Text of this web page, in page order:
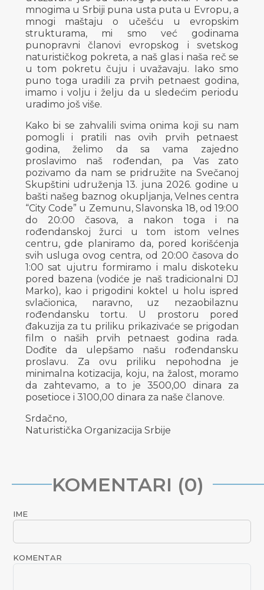
mnogima u Srbiji puna usta puta u Evropu, a
mnogi maštaju o učešću u evropskim
strukturama, mi smo već godinama
punopravni članovi evropskog i svetskog
naturističkog pokreta, a naš glas i naša reč se
u tom pokretu čuju i uvažavaju. Iako smo
puno toga uradili za prvih petnaest godina,
imamo i volju i želju da u sledećim periodu
uradimo još više.
Kako bi se zahvalili svima onima koji su nam
pomogli i pratili nas ovih prvih petnaest
godina, želimo da sa vama zajedno
proslavimo naš rođendan, pa Vas zato
pozivamo da nam se pridružite na Svečanoj
Skupštini udruženja 13. juna 2026. godine u
bašti našeg baznog okupljanja, Velnes centra
“City Code” u Zemunu, Slavonska 18, od 19:00
do 20:00 časova, a nakon toga i na
rođendanskoj žurci u tom istom velnes
centru, gde planiramo da, pored korišćenja
svih usluga ovog centra, od 20:00 časova do
1:00 sat ujutru formiramo i malu diskoteku
pored bazena (vodiće je naš tradicionalni DJ
Marko), kao i prigodini koktel u holu ispred
svlačionica, naravno, uz nezaobilaznu
rođendansku tortu. U prostoru pored
đakuzija za tu priliku prikazivaće se prigodan
film o naših prvih petnaest godina rada.
Dođite da ulepšamo našu rođendansku
proslavu. Za ovu priliku nepohodna je
minimalna kotizacija, koju, na žalost, moramo
da zahtevamo, a to je 3500,00 dinara za
posetioce i 3100,00 dinara za naše članove.
Srdačno,
Naturistička Organizacija Srbije
KOMENTARI (0)
IME
KOMENTAR